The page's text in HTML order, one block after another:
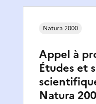
Appel à
Études et
Natura
Natura 2000